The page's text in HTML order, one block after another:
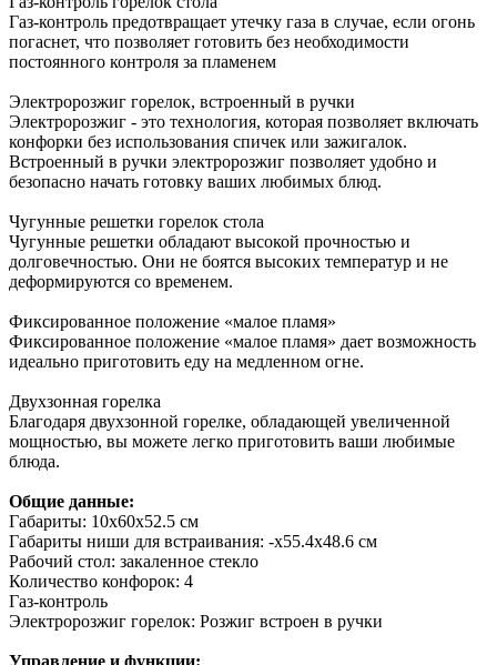
Газ-контроль предотвращает утечку газа в случае, если огонь
погаснет, что позволяет готовить без необходимости
постоянного контроля за пламенем
Электророзжиг горелок, встроенный в ручки
Электророзжиг - это технология, которая позволяет включать
конфорки без использования спичек или зажигалок.
Встроенный в ручки электророзжиг позволяет удобно и
безопасно начать готовку ваших любимых блюд.
Чугунные решетки горелок стола
Чугунные решетки обладают высокой прочностью и
долговечностью. Они не боятся высоких температур и не
деформируются со временем.
Фиксированное положение «малое пламя»
Фиксированное положение «малое пламя» дает возможность
идеально приготовить еду на медленном огне.
Двухзонная горелка
Благодаря двухзонной горелке, обладающей увеличенной
мощностью, вы можете легко приготовить ваши любимые
блюда.
Общие данные:
Габариты: 10x60x52.5 см
Габариты ниши для встраивания: -x55.4x48.6 см
Рабочий стол: закаленное стекло
Количество конфорок: 4
Газ-контроль
Электророзжиг горелок: Розжиг встроен в ручки
Управление и функции: